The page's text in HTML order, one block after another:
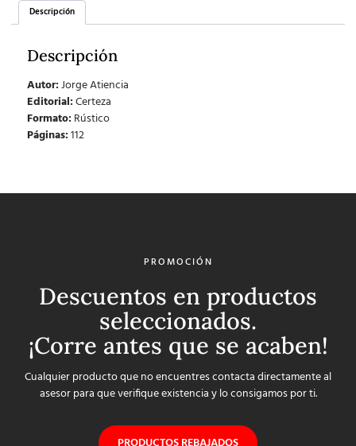
Descripción
Descripción
Autor:Jorge Atiencia
Editorial:Certeza
Formato:Rústico
Páginas:112
PROMOCIÓN
Descuentos en productos
seleccionados.
¡Corre antes que se acaben!
Cualquier producto que no encuentres contacta directamente al
asesor para que verifique existencia y lo consigamos por ti.